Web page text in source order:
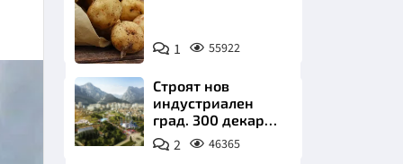
ХРАНА
ИКОНОМИКА
Снимка:
Пиксабей
1 55922
Строят нов
индустриален
град. 300 декара
чакат златни
заводи
2 46365